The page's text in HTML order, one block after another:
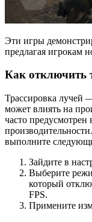
Эти игры
предлагая игрокам
Как отключить
Трассировка лучей
может влиять на
часто
выполните
Зайдите в
Выберите
который
FPS.
Примените